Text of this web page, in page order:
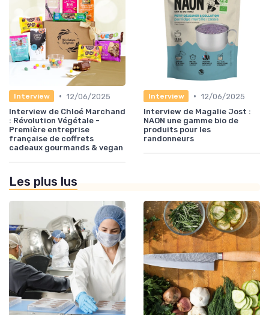
Interview • 12/06/2025
Interview de Chloé Marchand
: Révolution Végétale -
Première entreprise
française de coffrets
cadeaux gourmands & vegan
Interview • 12/06/2025
Interview de Magalie Jost :
NAON une gamme bio de
produits pour les
randonneurs
Les plus lus